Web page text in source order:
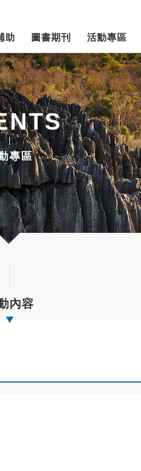
助 圖書期刊 活動專區
專區
內容